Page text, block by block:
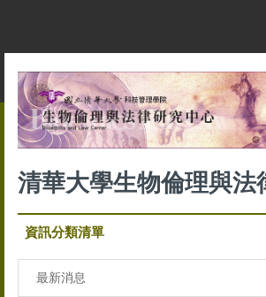
內
容
區
清華大學生物倫理與法
資訊分類清單
最新消息